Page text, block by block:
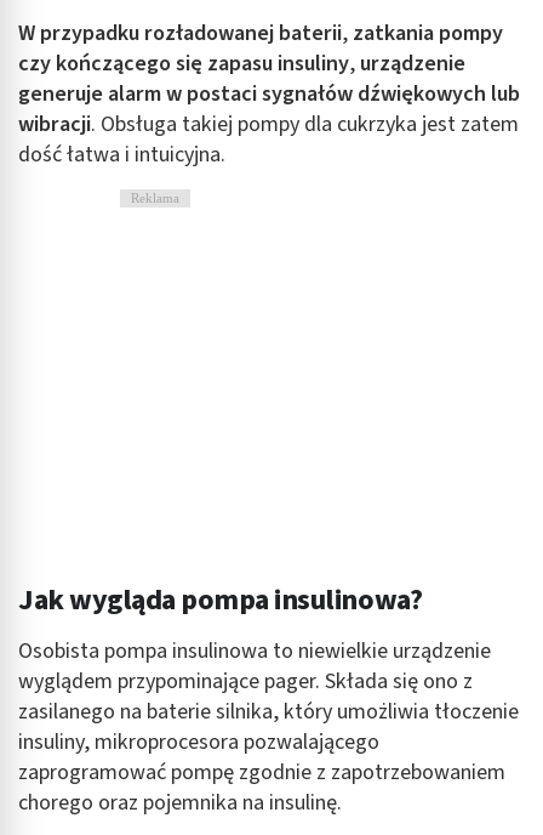
W przypadku rozładowanej baterii, zatkania pompy
czy kończącego się zapasu insuliny, urządzenie
generuje alarm w postaci sygnałów dźwiękowych lub
wibracji. Obsługa takiej pompy dla cukrzyka jest zatem
dość łatwa i intuicyjna.
Reklama
Jak wygląda pompa insulinowa?
Osobista pompa insulinowa to niewielkie urządzenie
wyglądem przypominające pager. Składa się ono z
zasilanego na baterie silnika, który umożliwia tłoczenie
insuliny, mikroprocesora pozwalającego
zaprogramować pompę zgodnie z zapotrzebowaniem
chorego oraz pojemnika na insulinę.